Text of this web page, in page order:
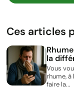
Ces articles
la
Vous
rhume,
faire la...